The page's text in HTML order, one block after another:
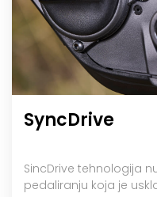
SyncDrive
SincDrive tehnologija
pedaliranju koja je